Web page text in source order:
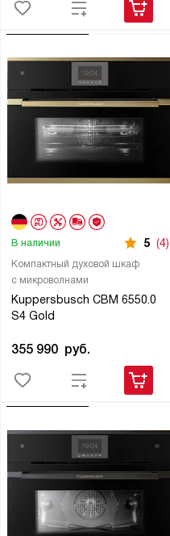
Компактный духовой шкаф
с микроволнами
Kuppersbusch CBM 6550.0
S4 Gold
В наличии 5 (4)
355 990 руб.